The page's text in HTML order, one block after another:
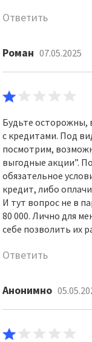
Ответить
Роман 07.05.2025
Будьте осторожны,
с кредитами. Под
посмотрим,
выгодные акции”.
обязательное
кредит, либо
И тут вопрос не в
80 000. Лично для
себе позволить их
Ответить
Анонимно